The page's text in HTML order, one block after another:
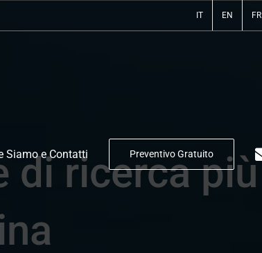
IT EN FR
Siamo e Contatti Preventivo Gratuito
di ricerca più